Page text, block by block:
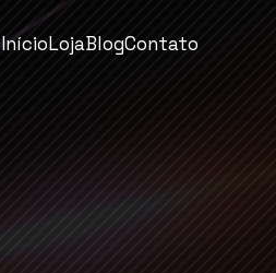
InícioLojaBlogContato